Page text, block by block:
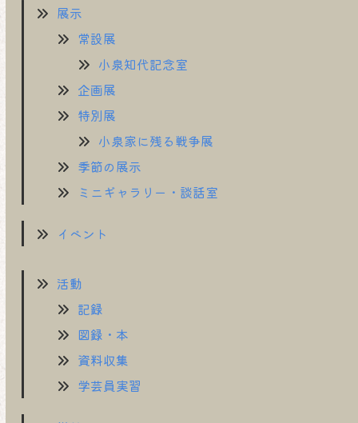
展示
常設展
小泉知代記念室
企画展
特別展
小泉家に残る戦争展
季節の展示
ミニギャラリー・談話室
イベント
活動
記録
図録・本
資料収集
学芸員実習